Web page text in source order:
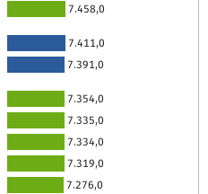
7.458,0
7.411,0
7.391,0
7.354,0
7.335,0
7.334,0
7.319,0
7.276,0